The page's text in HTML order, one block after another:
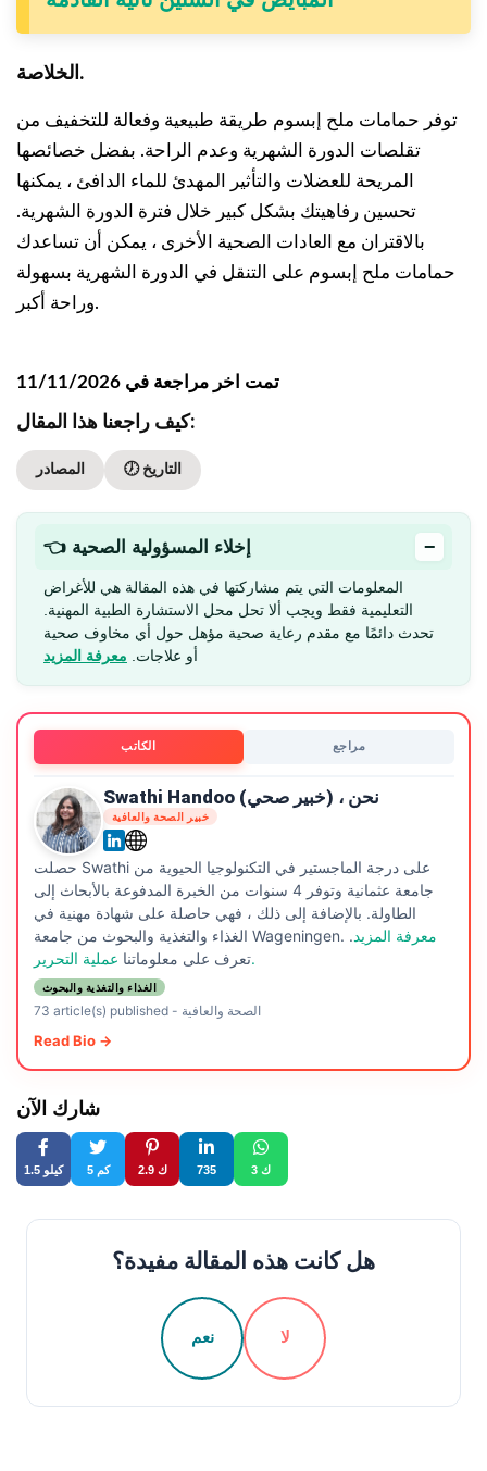
الخلاصة.
توفر حمامات ملح إبسوم طريقة طبيعية وفعالة للتخفيف من
تقلصات الدورة الشهرية وعدم الراحة. بفضل خصائصها
المريحة للعضلات والتأثير المهدئ للماء الدافئ ، يمكنها
تحسين رفاهيتك بشكل كبير خلال فترة الدورة الشهرية.
بالاقتران مع العادات الصحية الأخرى ، يمكن أن تساعدك
حمامات ملح إبسوم على التنقل في الدورة الشهرية بسهولة
وراحة أكبر.
تمت اخر مراجعة في 11/11/2026
كيف راجعنا هذا المقال:
المصادر 🕖 التاريخ
👈 إخلاء المسؤولية الصحية −
المعلومات التي يتم مشاركتها في هذه المقالة هي للأغراض
التعليمية فقط ويجب ألا تحل محل الاستشارة الطبية المهنية.
تحدث دائمًا مع مقدم رعاية صحية مؤهل حول أي مخاوف صحية
أو علاجات. معرفة المزيد
الكاتب مراجع
Swathi Handoo (خبير صحي) ، نحن
خبير الصحة والعافية
حصلت Swathi على درجة الماجستير في التكنولوجيا الحيوية من
جامعة عثمانية وتوفر 4 سنوات من الخبرة المدفوعة بالأبحاث إلى
الطاولة. بالإضافة إلى ذلك ، فهي حاصلة على شهادة مهنية في
الغذاء والتغذية والبحوث من جامعة Wageningen.
معرفة المزيد.
تعرف على معلوماتناعملية التحرير.
الغذاء والتغذية والبحوث
73 article(s) published- الصحة والعافية
Read Bio →
شارك الآن
1.5 كيلو 5 كم 2.9 ك 735 3 ك
هل كانت هذه المقالة مفيدة؟
نعم لا